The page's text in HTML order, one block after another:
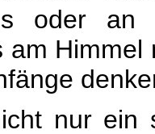
oder an
am
nur ein